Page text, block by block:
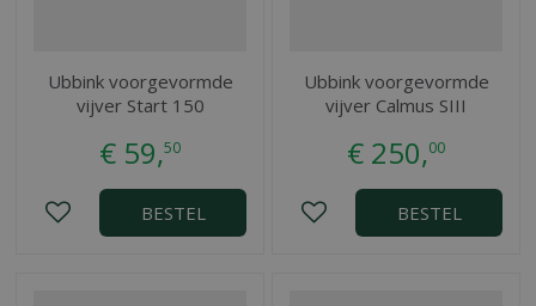
Ubbink voorgevormde
vijver Start 150
€ 59,50
BESTEL
Ubbink voorgevormde
vijver Calmus SIII
€ 250,00
BESTEL